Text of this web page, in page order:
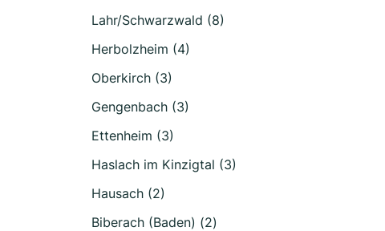
Lahr/Schwarzwald (8)
Herbolzheim (4)
Oberkirch (3)
Gengenbach (3)
Ettenheim (3)
Haslach im Kinzigtal (3)
Hausach (2)
Biberach (Baden) (2)